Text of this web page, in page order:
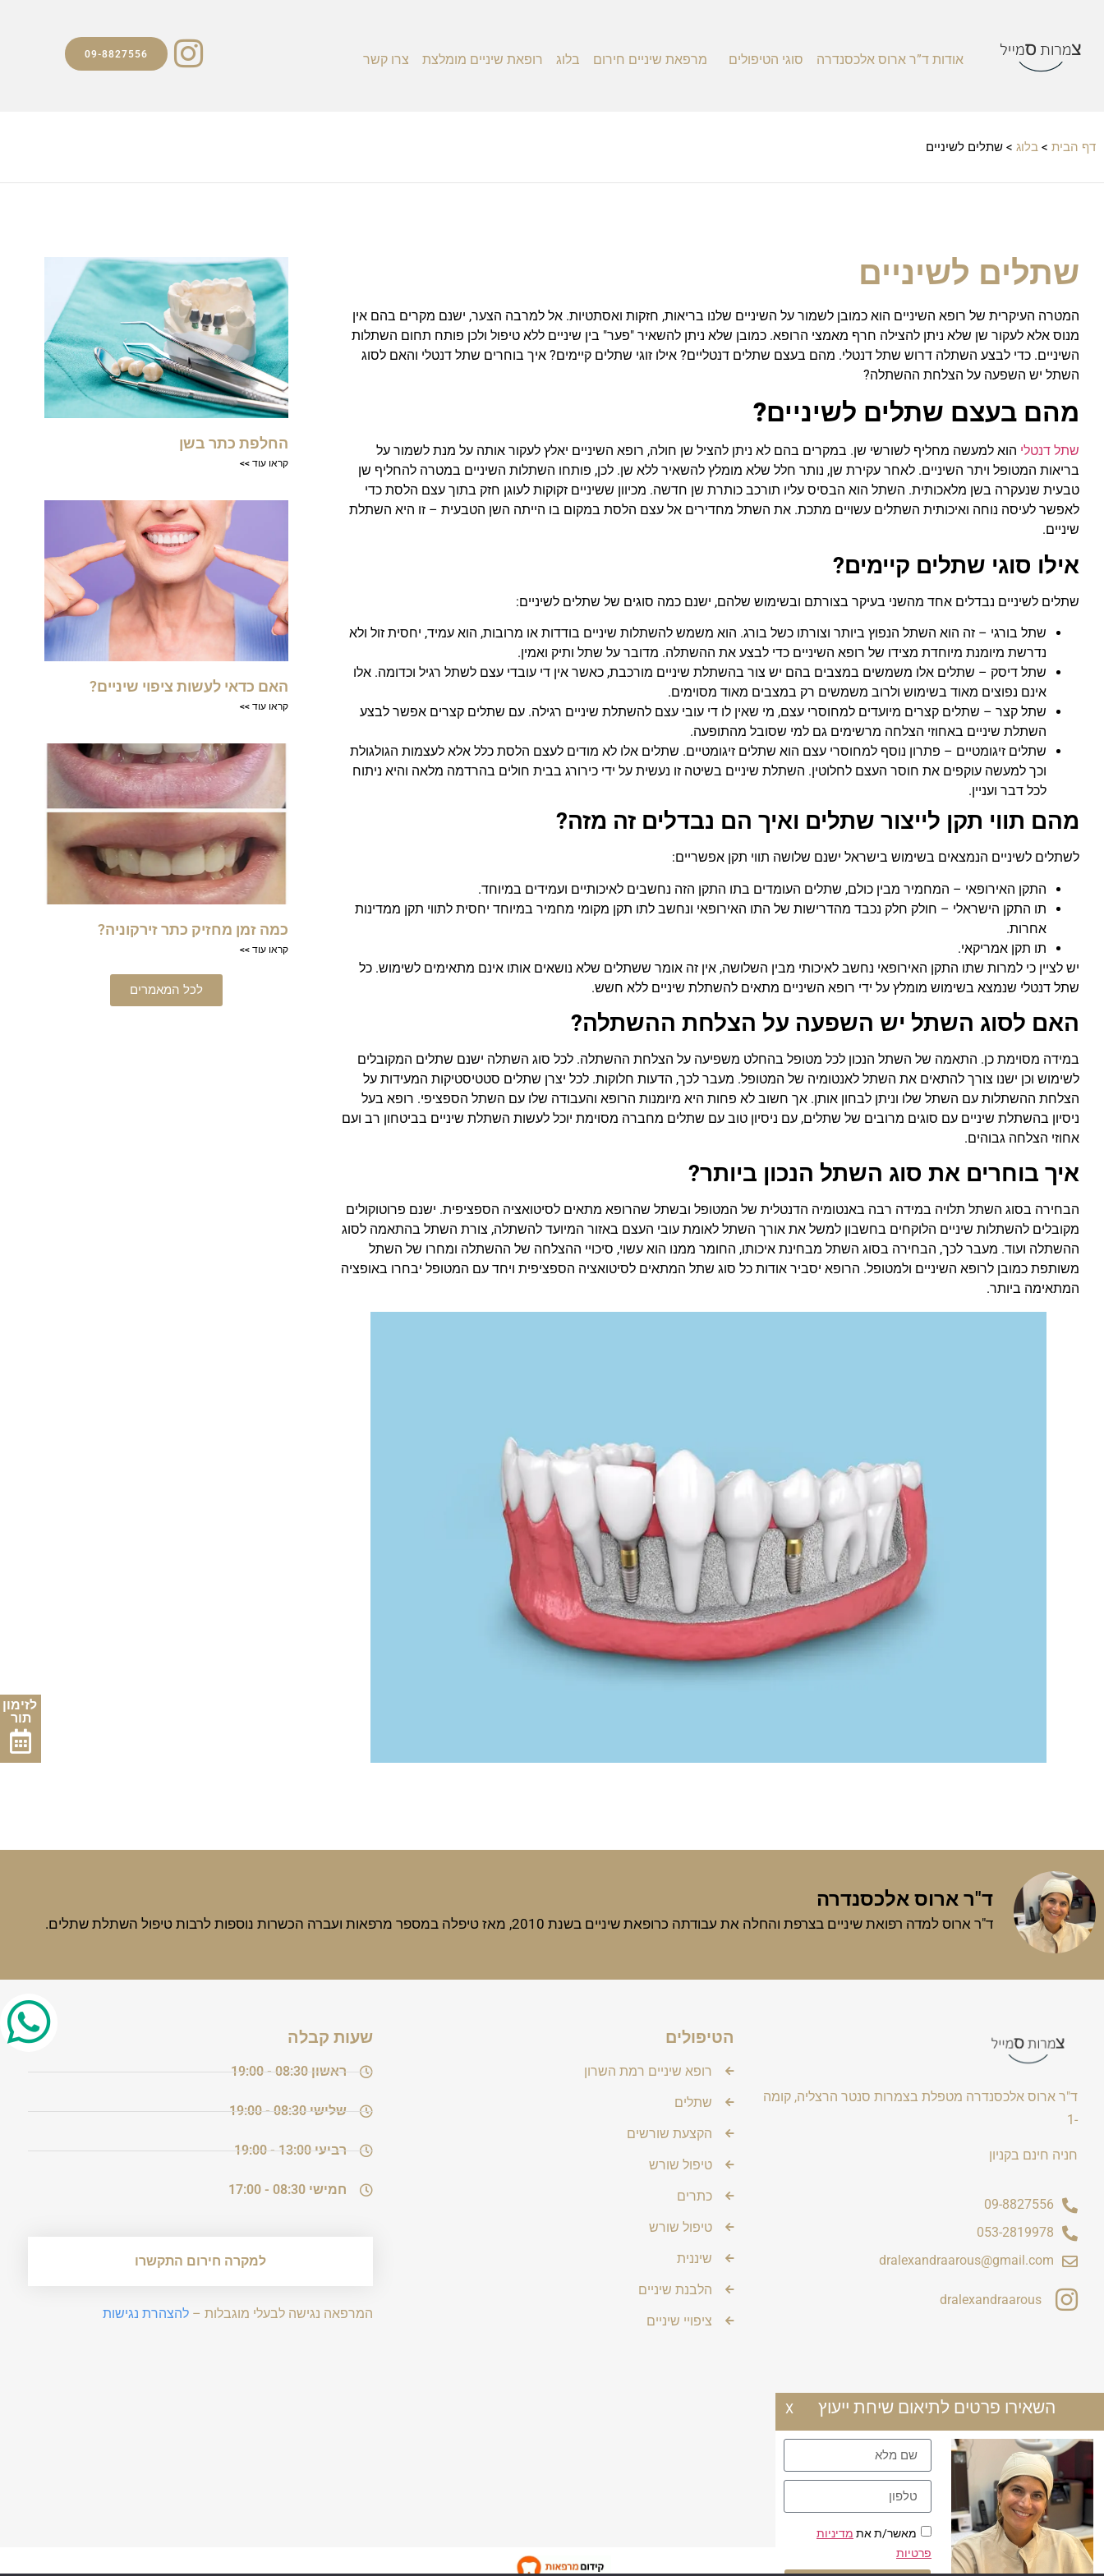
אודות ד”ר ארוס אלכסנדרה סוגי הטיפולים מרפאת שיניים חירום בלוג רופאת שיניים מומלצת צרו קשר 09-8827556
דף הבית > בלוג > שתלים לשיניים
שתלים לשיניים
המטרה העיקרית של רופא השיניים הוא כמובן לשמור על השיניים שלנו בריאות, חזקות ואסתטיות. אל למרבה הצער, ישנם מקרים בהם אין
מנוס אלא לעקור שן שלא ניתן להצילה חרף מאמצי הרופא. כמובן שלא ניתן להשאיר "פער" בין שיניים ללא טיפול ולכן פותח תחום השתלות
השיניים. כדי לבצע השתלה דרוש שתל דנטלי. מהם בעצם שתלים דנטליים? אילו זוגי שתלים קיימים? איך בוחרים שתל דנטלי והאם לסוג
השתל יש השפעה על הצלחת ההשתלה?
מהם בעצם שתלים לשיניים?
שתל דנטלי הוא למעשה מחליף לשורשי שן. במקרים בהם לא ניתן להציל שן חולה, רופא השיניים יאלץ לעקור אותה על מנת לשמור על
בריאות המטופל ויתר השיניים. לאחר עקירת שן, נותר חלל שלא מומלץ להשאיר ללא שן. לכן, פותחו השתלות השיניים במטרה להחליף שן
טבעית שנעקרה בשן מלאכותית. השתל הוא הבסיס עליו תורכב כותרת שן חדשה. מכיוון ששיניים זקוקות לעוגן חזק בתוך עצם הלסת כדי
לאפשר לעיסה נוחה ואיכותית השתלים עשויים מתכת. את השתל מחדירים אל עצם הלסת במקום בו הייתה השן הטבעית – זו היא השתלת
שיניים.
אילו סוגי שתלים קיימים?
שתלים לשיניים נבדלים אחד מהשני בעיקר בצורתם ובשימוש שלהם, ישנם כמה סוגים של שתלים לשיניים:
שתל בורגי – זה הוא השתל הנפוץ ביותר וצורתו כשל בורג. הוא משמש להשתלות שיניים בודדות או מרובות, הוא עמיד, יחסית זול ולא
נדרשת מיומנת מיוחדת מצידו של רופא השיניים כדי לבצע את ההשתלה. מדובר על שתל ותיק ואמין.
שתל דיסק – שתלים אלו משמשים במצבים בהם יש צור בהשתלת שיניים מורכבת, כאשר אין די עובדי עצם לשתל רגיל וכדומה. אלו
אינם נפוצים מאוד בשימוש ולרוב משמשים רק במצבים מאוד מסוימים.
שתל קצר – שתלים קצרים מיועדים למחוסרי עצם, מי שאין לו די עובי עצם להשתלת שיניים רגילה. עם שתלים קצרים אפשר לבצע
השתלת שיניים באחוזי הצלחה מרשימים גם למי שסובל מהתופעה.
שתלים זיגומטיים – פתרון נוסף למחוסרי עצם הוא שתלים זיגומטיים. שתלים אלו לא מודים לעצם הלסת כלל אלא לעצמות הגולגולת
וכך למעשה עוקפים את חוסר העצם לחלוטין. השתלת שיניים בשיטה זו נעשית על ידי כירורג בבית חולים בהרדמה מלאה והיא ניתוח
לכל דבר ועניין.
מהם תווי תקן לייצור שתלים ואיך הם נבדלים זה מזה?
לשתלים לשיניים הנמצאים בשימוש בישראל ישנם שלושה תווי תקן אפשריים:
התקן האירופאי – המחמיר מבין כולם, שתלים העומדים בתו התקן הזה נחשבים לאיכותיים ועמידים במיוחד.
תו התקן הישראלי – חולק חלק נכבד מהדרישות של התו האירופאי ונחשב לתו תקן מקומי מחמיר במיוחד יחסית לתווי תקן ממדינות
אחרות.
תו תקן אמריקאי.
יש לציין כי למרות שתו התקן האירופאי נחשב לאיכותי מבין השלושה, אין זה אומר ששתלים שלא נושאים אותו אינם מתאימים לשימוש. כל
שתל דנטלי שנמצא בשימוש מומלץ על ידי רופא השיניים מתאים להשתלת שיניים ללא חשש.
האם לסוג השתל יש השפעה על הצלחת ההשתלה?
במידה מסוימת כן. התאמה של השתל הנכון לכל מטופל בהחלט משפיעה על הצלחת ההשתלה. לכל סוג השתלה ישנם שתלים המקובלים
לשימוש וכן ישנו צורך להתאים את השתל לאנטומיה של המטופל. מעבר לכך, הדעות חלוקות. לכל יצרן שתלים סטטיסטיקות המעידות על
הצלחת ההשתלות עם השתל שלו וניתן לבחון אותן. אך חשוב לא פחות היא מיומנות הרופא והעבודה שלו עם השתל הספציפי. רופא בעל
ניסיון בהשתלת שיניים עם סוגים מרובים של שתלים, עם ניסיון טוב עם שתלים מחברה מסוימת יוכל לעשות השתלת שיניים בביטחון רב ועם
אחוזי הצלחה גבוהים.
איך בוחרים את סוג השתל הנכון ביותר?
הבחירה בסוג השתל תלויה במידה רבה באנטומיה הדנטלית של המטופל ובשתל שהרופא מתאים לסיטואציה הספציפית. ישנם פרוטוקולים
מקובלים להשתלות שיניים הלוקחים בחשבון למשל את אורך השתל לאומת עובי העצם באזור המיועד להשתלה, צורת השתל בהתאמה לסוג
ההשתלה ועוד. מעבר לכך, הבחירה בסוג השתל מבחינת איכותו, החומר ממנו הוא עשוי, סיכויי ההצלחה של ההשתלה ומחרו של השתל
משותפת כמובן לרופא השיניים ולמטופל. הרופא יסביר אודות כל סוג שתל המתאים לסיטואציה הספציפית ויחד עם המטופל יבחרו באופציה
המתאימה ביותר.
החלפת כתר בשן
קראו עוד >>
האם כדאי לעשות ציפוי שיניים?
קראו עוד >>
כמה זמן מחזיק כתר זירקוניה?
קראו עוד >>
לכל המאמרים
ד"ר ארוס אלכסנדרה
ד"ר ארוס למדה רפואת שיניים בצרפת והחלה את עבודתה כרופאת שיניים בשנת 2010, מאז טיפלה במספר מרפאות ועברה הכשרות נוספות לרבות טיפול השתלת שתלים.
ד"ר ארוס אלכסנדרה מטפלת בצמרות סנטר הרצליה, קומה
-1
חניה חינם בקניון
09-8827556
053-2819978
dralexandraarous@gmail.com
dralexandraarous
הטיפולים
רופא שיניים רמת השרון
שתלים
הקצעת שורשים
טיפול שורש
כתרים
טיפול שורש
שיננית
הלבנת שיניים
ציפויי שיניים
שעות קבלה
ראשון08:30 - 19:00
שלישי08:30 - 19:00
רביעי13:00 - 19:00
חמישי 08:30 - 17:00
למקרה חירום התקשרו
המרפאה נגישה לבעלי מוגבלות – להצהרת נגישות
השאירו פרטים לתיאום שיחת ייעוץ X
מאשר/ת את מדיניות
פרטיות
לזימון
תור